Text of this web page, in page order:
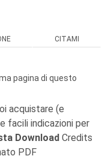
CITAMI
pagina di questo
acquistare (e
facili indicazioni per
Download Credits
PDF